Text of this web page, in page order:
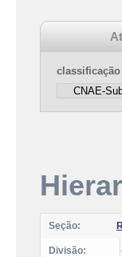
classificação
Seção:
Divisão: